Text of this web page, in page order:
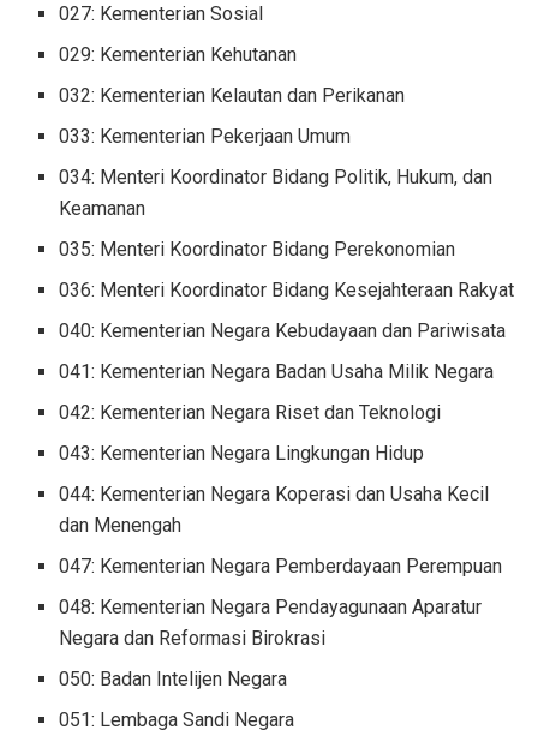
027: Kementerian Sosial
029: Kementerian Kehutanan
032: Kementerian Kelautan dan Perikanan
033: Kementerian Pekerjaan Umum
034: Menteri Koordinator Bidang Politik, Hukum, dan
Keamanan
035: Menteri Koordinator Bidang Perekonomian
036: Menteri Koordinator Bidang Kesejahteraan Rakyat
040: Kementerian Negara Kebudayaan dan Pariwisata
041: Kementerian Negara Badan Usaha Milik Negara
042: Kementerian Negara Riset dan Teknologi
043: Kementerian Negara Lingkungan Hidup
044: Kementerian Negara Koperasi dan Usaha Kecil
dan Menengah
047: Kementerian Negara Pemberdayaan Perempuan
048: Kementerian Negara Pendayagunaan Aparatur
Negara dan Reformasi Birokrasi
050: Badan Intelijen Negara
051: Lembaga Sandi Negara